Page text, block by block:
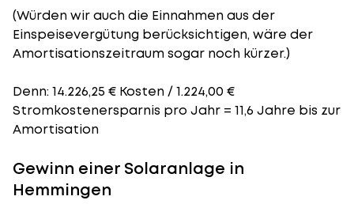
(Würden wir auch die Einnahmen aus der
Einspeisevergütung berücksichtigen, wäre der
Amortisationszeitraumsogar noch kürzer.)
Denn: 14.226,25 € Kosten / 1.224,00 €
Stromkostenersparnis pro Jahr = 11,6 Jahre bis zur
Amortisation
Gewinn einer Solaranlage in
Hemmingen